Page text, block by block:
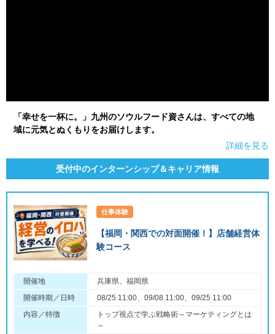
「幸せを一杯に。」九州のソウルフード資さんは、すべての地
域に元気とぬくもりをお届けします。
詳細を見る
受付中のインターンシップ＆キャリア情報
仕事体験
【福岡・関西での対面開催！】店舗経営体
験コース
開催地
兵庫県、福岡県
開催時期／日時
08/25 11:00、09/08 11:00、09/25 11:00
内容／特徴
トップ視点で学ぶ戦略術～マーケティングとは
～